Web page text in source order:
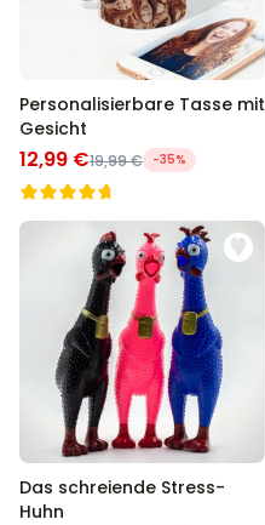
Personalisierbare Tasse mit
Gesicht
12,99 €19,99 € -35%
Das schreiende Stress-
Huhn